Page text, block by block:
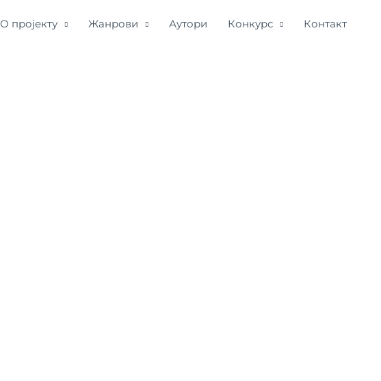
О пројекту Жанрови Аутори Конкурс Контакт